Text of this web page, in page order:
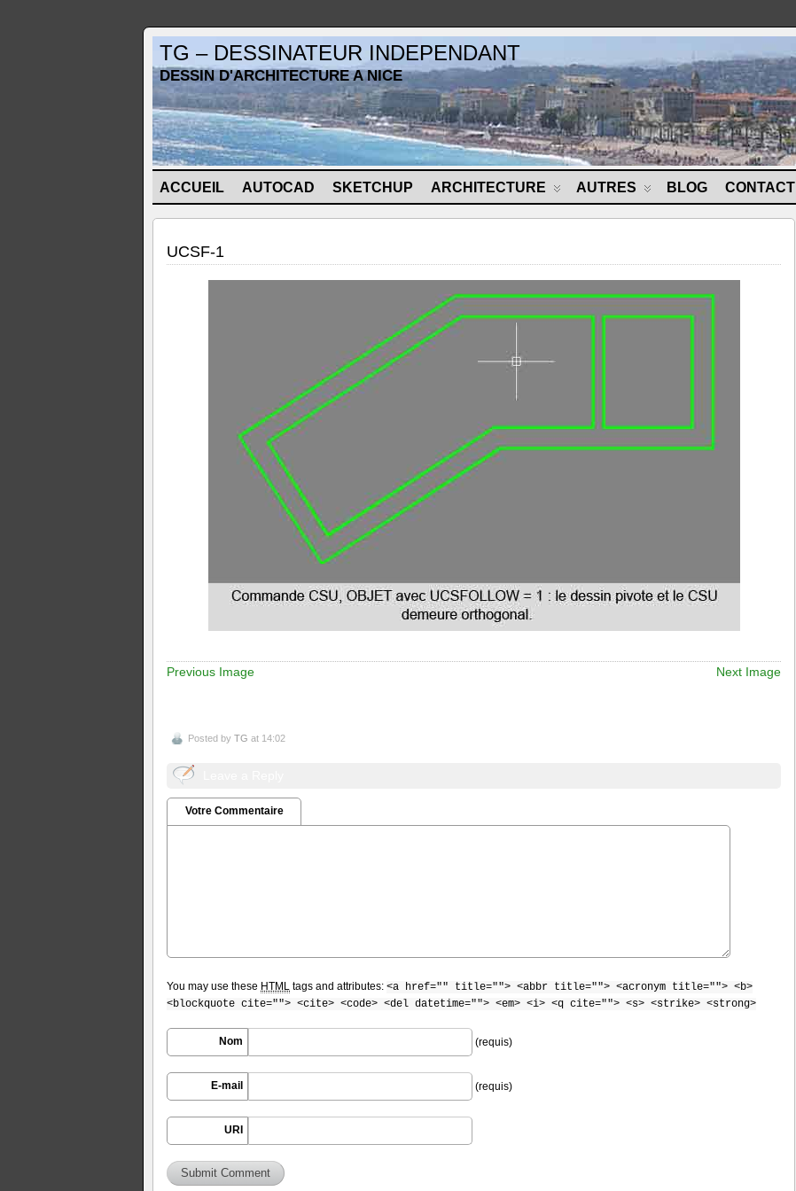
TG – DESSINATEUR INDEPENDANT
DESSIN D'ARCHITECTURE A NICE
ACCUEIL AUTOCAD SKETCHUP ARCHITECTURE AUTRES BLOG CONTACT
UCSF-1
Previous Image Next Image
Posted by TG at 14:02
Votre Commentaire
You may use these HTML tags and attributes: <a href="" title=""> <abbr title=""> <acronym title=""> <b>
<blockquote cite=""> <cite> <code> <del datetime=""> <em> <i> <q cite=""> <s> <strike> <strong>
Nom (requis)
E-mail (requis)
URI